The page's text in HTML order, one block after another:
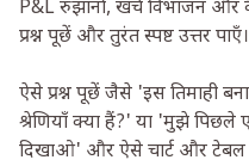
P&L रुझानों, खर्च विभाजन और
प्रश्न पूछें और तुरंत स्पष्ट उत्तर पाएँ।
ऐसे प्रश्न पूछें जैसे 'इस तिमाही
श्रेणियाँ क्या हैं?' या 'मुझे
दिखाओ' और ऐसे चार्ट और टेबल